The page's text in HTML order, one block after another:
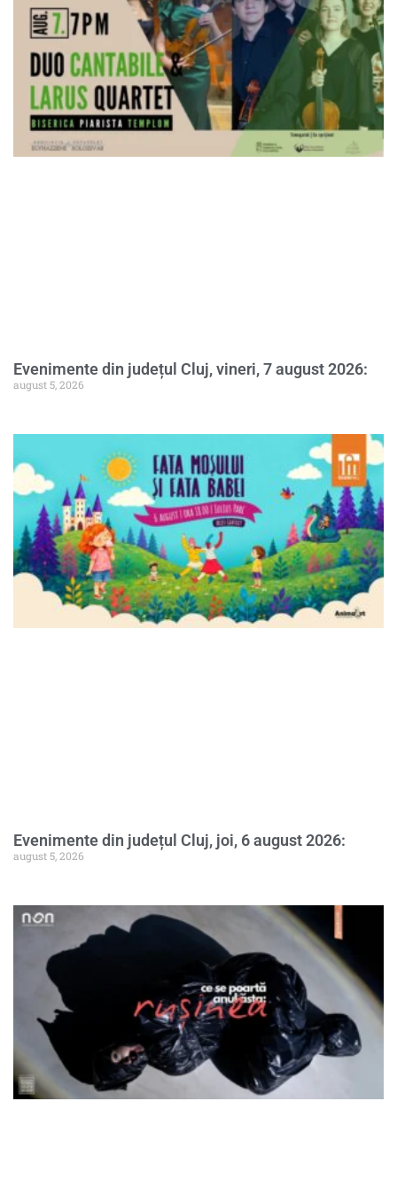
Evenimente din județul Cluj, vineri, 7 august 2026:
august 5, 2026
Evenimente din județul Cluj, joi, 6 august 2026:
august 5, 2026